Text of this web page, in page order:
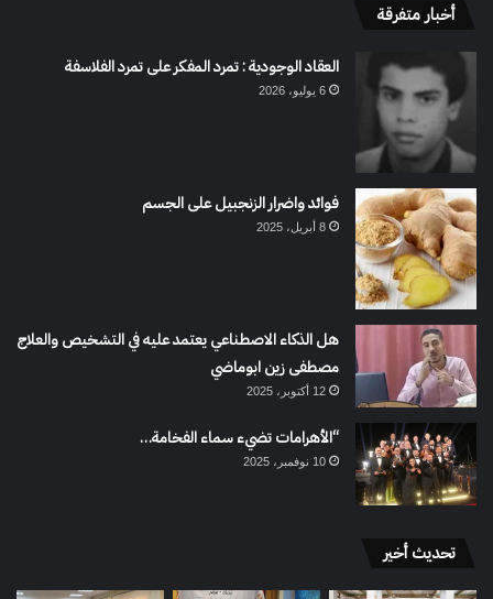
أخبار متفرقة
العقاد الوجودية : تمرد المفكر على تمرد الفلاسفة
6 يوليو، 2026
فوائد واضرار الزنجبيل على الجسم
8 أبريل، 2025
هل الذكاء الاصطناعي يعتمد عليه في التشخيص والعلاج
مصطفى زين ابوماضي
12 أكتوبر، 2025
“الأهرامات تضيء سماء الفخامة…
10 نوفمبر، 2025
تحديث أخير